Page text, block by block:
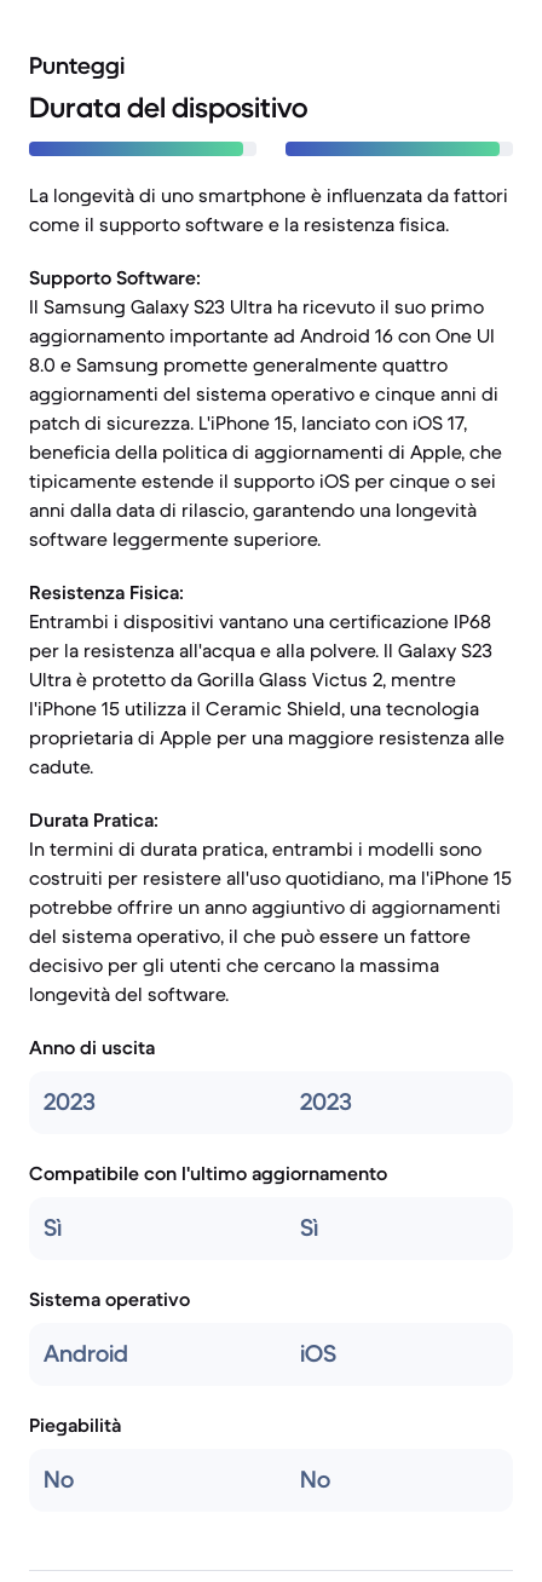
Punteggi
Durata del dispositivo
La longevità di uno smartphone è influenzata da fattori
come il supporto software e la resistenza fisica.
Supporto Software:
Il Samsung Galaxy S23 Ultra ha ricevuto il suo primo
aggiornamento importante ad Android 16 con One UI
8.0 e Samsung promette generalmente quattro
aggiornamenti del sistema operativo e cinque anni di
patch di sicurezza. L'iPhone 15, lanciato con iOS 17,
beneficia della politica di aggiornamenti di Apple, che
tipicamente estende il supporto iOS per cinque o sei
anni dalla data di rilascio, garantendo una longevità
software leggermente superiore.
Resistenza Fisica:
Entrambi i dispositivi vantano una certificazione IP68
per la resistenza all'acqua e alla polvere. Il Galaxy S23
Ultra è protetto da Gorilla Glass Victus 2, mentre
l'iPhone 15 utilizza il Ceramic Shield, una tecnologia
proprietaria di Apple per una maggiore resistenza alle
cadute.
Durata Pratica:
In termini di durata pratica, entrambi i modelli sono
costruiti per resistere all'uso quotidiano, ma l'iPhone 15
potrebbe offrire un anno aggiuntivo di aggiornamenti
del sistema operativo, il che può essere un fattore
decisivo per gli utenti che cercano la massima
longevità del software.
Anno di uscita
2023 2023
Compatibile con l'ultimo aggiornamento
Sì Sì
Sistema operativo
Android iOS
Piegabilità
No No